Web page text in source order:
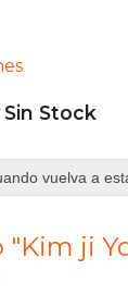
Sin Stock
vuelva a
"Kim ji